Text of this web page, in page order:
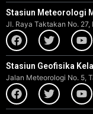
Stasiun Meteorologi
Jl. Raya Taktakan No.
Stasiun Geofisika
Jalan Meteorologi No. 5,